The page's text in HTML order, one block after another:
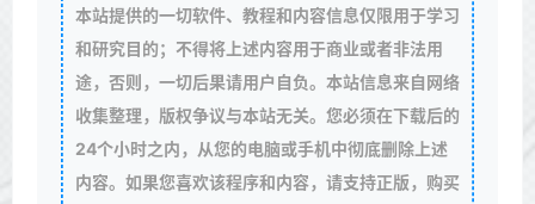
本站提供的一切软件、教程和内容信息仅限用于学习
和研究目的；不得将上述内容用于商业或者非法用
途，否则，一切后果请用户自负。本站信息来自网络
收集整理，版权争议与本站无关。您必须在下载后的
24个小时之内，从您的电脑或手机中彻底删除上述
内容。如果您喜欢该程序和内容，请支持正版，购买